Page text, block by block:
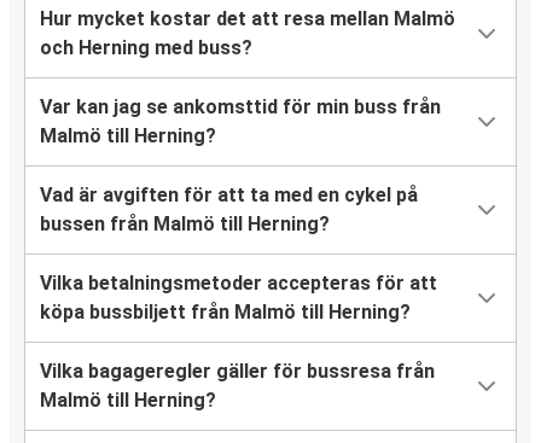
Hur mycket kostar det att resa mellan Malmö
och Herning med buss?
Var kan jag se ankomsttid för min buss från
Malmö till Herning?
Vad är avgiften för att ta med en cykel på
bussen från Malmö till Herning?
Vilka betalningsmetoder accepteras för att
köpa bussbiljett från Malmö till Herning?
Vilka bagageregler gäller för bussresa från
Malmö till Herning?